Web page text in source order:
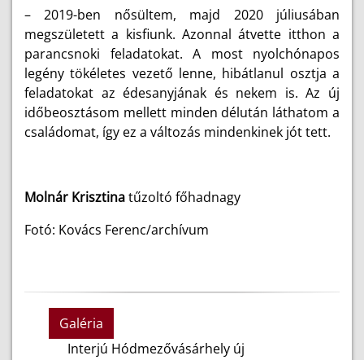
–
2019-ben nősültem, majd 2020 júliusában
megszületett a kisfiunk. Azonnal átvette itthon a
parancsnoki feladatokat. A most nyolchónapos
legény tökéletes vezető lenne, hibátlanul osztja a
feladatokat az édesanyjának és nekem is. Az új
időbeosztásom mellett minden délután láthatom a
családomat, így ez a változás mindenkinek jót tett.
Molnár Krisztinatűzoltó főhadnagy
Fotó: Kovács Ferenc/archívum
Galéria
Interjú Hódmezővásárhely új